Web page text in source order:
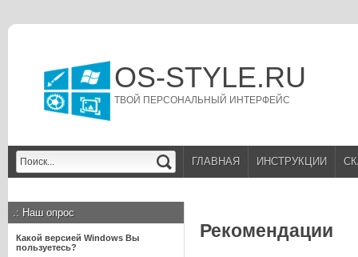
OS-STYLE.RU
ТВОЙ ПЕРСОНАЛЬНЫЙ ИНТЕРФЕЙС
ГЛАВНАЯ ИНСТРУКЦИИ
.: Наш опрос
Какой версией Windows Вы
пользуетесь?
Рекомендации